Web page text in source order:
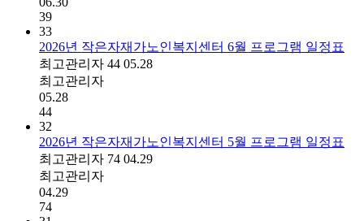
39
33
2026년 작은자재가노인복지센터 6월 프로그램 일정표
최고관리자 44 05.28
최고관리자
05.28
44
32
2026년 작은자재가노인복지센터 5월 프로그램 일정표
최고관리자 74 04.29
최고관리자
04.29
74